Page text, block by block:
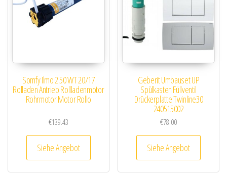
Somfy Ilmo 2 50 WT 20/17
Rolladen Antrieb Rollladenmotor
Rohrmotor Motor Rollo
€139.43
Siehe Angebot
Geberit Umbauset UP
Spülkasten Füllventil
Drückerplatte Twinline30
240515002
€78.00
Siehe Angebot